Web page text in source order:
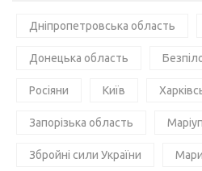
Дніпропетровська область
Донецька область
Росіяни Київ
Запорізька область
Збройні сили України